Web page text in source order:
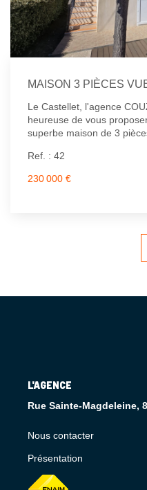
Le Castellet, l'agence
heureuse de vous proposer à la vente
superbe maison de 3
avec piscine. La maison
sur terrasse sud, d'une
salle d'eau, d'un wc et de
complète l'ensemble.
Ref. : 42
230 000 €
L'AGENCE
Rue Sainte-Magdeleine,
Nous contacter
Présentation